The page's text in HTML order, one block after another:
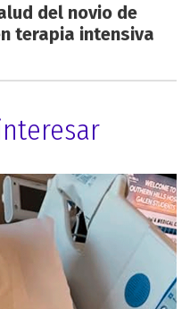
del novio de
terapia intensiva